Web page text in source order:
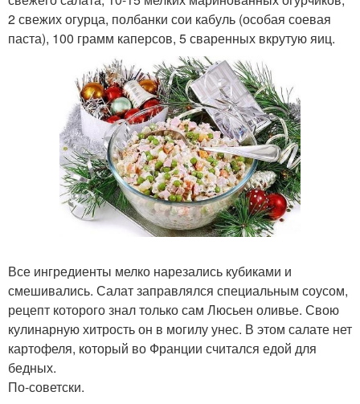
2 свежих огурца, полбанки сои кабуль (особая соевая
паста), 100 грамм каперсов, 5 сваренных вкрутую яиц.
Все ингредиенты мелко нарезались кубиками и
смешивались. Салат заправлялся специальным соусом,
рецепт которого знал только сам Люсьен оливье. Свою
кулинарную хитрость он в могилу унес. В этом салате нет
картофеля, который во Франции считался едой для
бедных.
По-советски.